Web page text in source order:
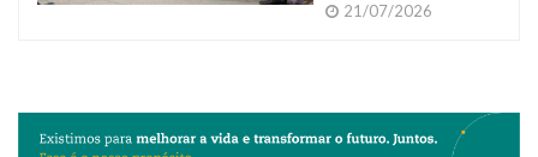
21/07/2026